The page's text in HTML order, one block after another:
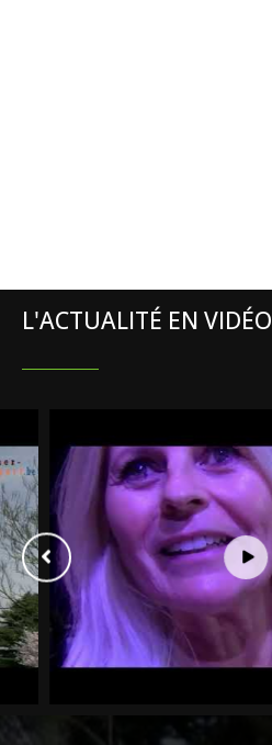
L'ACTUALITÉ EN VIDÉO